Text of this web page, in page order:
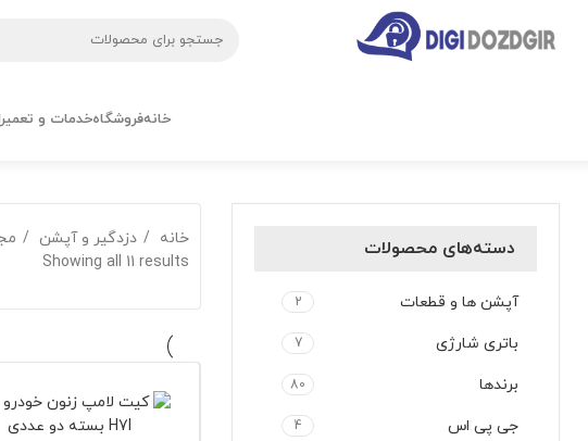
خانهفروشگاهخدمات و
دسته‌های محصولات
آپشن ها و قطعات 2
باتری شارژی 7
برندها 80
جی پی اس 4
خانه دزدگیر و آپشن
Showing all 11 results